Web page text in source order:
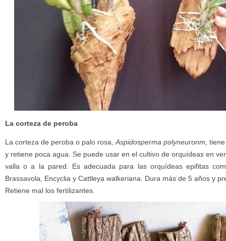
La corteza de peroba
La corteza de peroba o palo rosa, Aspidosperma polyneuronm,
y retiene poca agua. Se puede usar en el cultivo de orquídeas en
valla o a la pared. Es adecuada para las orquídeas epifitas
Brassavola, Encyclia y Cattleya walkeriana. Dura más de 5 años y
Retiene mal los fertilizantes.